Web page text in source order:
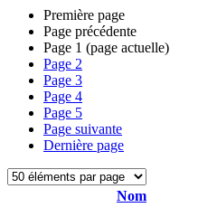
Première page
Page précédente
Page 1 (page actuelle)
Page 2
Page 3
Page 4
Page 5
Page suivante
Dernière page
Nom